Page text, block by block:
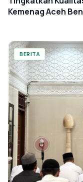
Kemenag Aceh
BERITA